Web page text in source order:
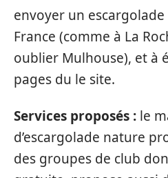
envoyer un
France (comme à La
oublier Mulhouse), et à
pages du le site.
Services proposés : le
d’escargolade nature
des groupes de club